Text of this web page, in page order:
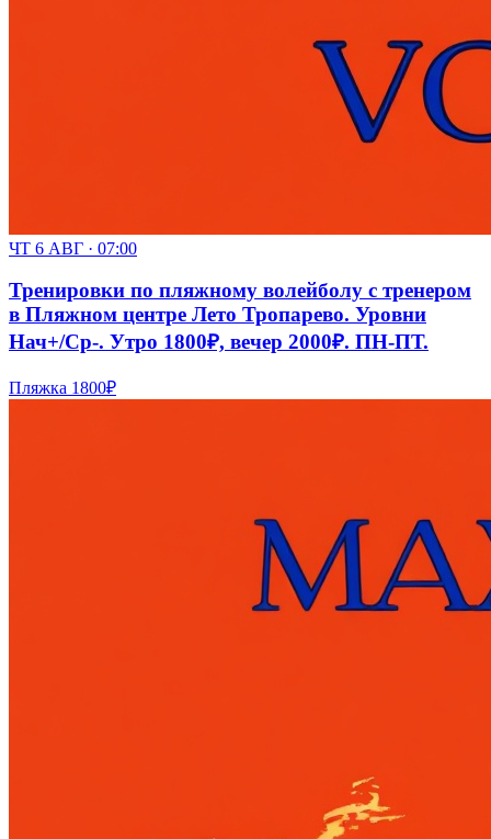
ЧТ 6 АВГ · 07:00
Тренировки по пляжному волейболу с тренером
в Пляжном центре Лето Тропарево. Уровни
Нач+/Ср-. Утро 1800₽, вечер 2000₽. ПН-ПТ.
Пляжка 1800₽